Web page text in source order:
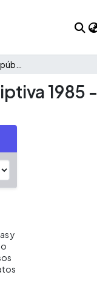
1985 -
y